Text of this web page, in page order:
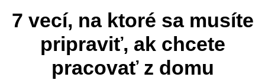
7 vecí, na ktoré sa musíte
pripraviť, ak chcete
pracovať z domu